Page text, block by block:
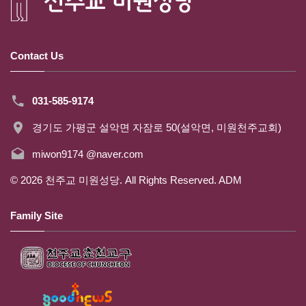
Contact Us
031-585-9174
경기도 가평군 설악면 자잠로 50(설악면, 미원천주교회)
miwon9174 @naver.com
© 2026 천주교 미원성당. All Rights Reserved. ADM
Family Site